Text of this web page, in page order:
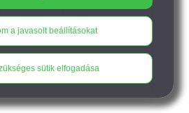
fülbevaló
a javasolt beállításokat
sütik elfogadása